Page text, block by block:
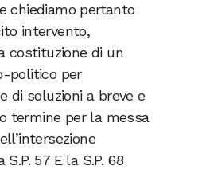
chiediamo pertanto
intervento,
costituzione di un
politico per
di soluzioni a breve e
termine per la messa
57 E la S.P. 68